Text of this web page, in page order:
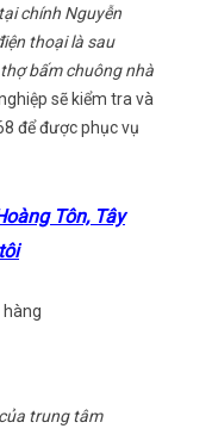
chính Nguyễn
thoại là sau
bấm chuông nhà
sẽ kiểm tra và
để được phục vụ
Tôn, Tây
hàng
trung tâm